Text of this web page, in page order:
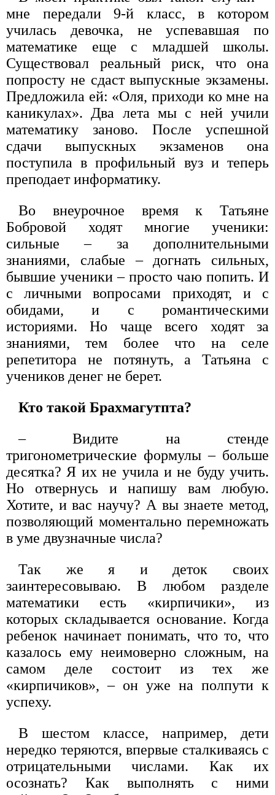
мне передали 9-й класс, в котором
училась девочка, не успевавшая по
математике еще с младшей школы.
Существовал реальный риск, что она
попросту не сдаст выпускные экзамены.
Предложила ей: «Оля, приходи ко мне на
каникулах». Два лета мы с ней учили
математику заново. После успешной
сдачи выпускных экзаменов она
поступила в профильный вуз и теперь
преподает информатику.
Во внеурочное время к Татьяне
Бобровой ходят многие ученики:
сильные – за дополнительными
знаниями, слабые – догнать сильных,
бывшие ученики – просто чаю попить. И
с личными вопросами приходят, и с
обидами, и с романтическими
историями. Но чаще всего ходят за
знаниями, тем более что на селе
репетитора не потянуть, а Татьяна с
учеников денег не берет.
Кто такой Брахмагутпта?
– Видите на стенде
тригонометрические формулы – больше
десятка? Я их не учила и не буду учить.
Но отвернусь и напишу вам любую.
Хотите, и вас научу? А вы знаете метод,
позволяющий моментально перемножать
в уме двузначные числа?
Так же я и деток своих
заинтересовываю. В любом разделе
математики есть «кирпичики», из
которых складывается основание. Когда
ребенок начинает понимать, что то, что
казалось ему неимоверно сложным, на
самом деле состоит из тех же
«кирпичиков», – он уже на полпути к
успеху.
В шестом классе, например, дети
нередко теряются, впервые сталкиваясь с
отрицательными числами. Как их
осознать? Как выполнять с ними